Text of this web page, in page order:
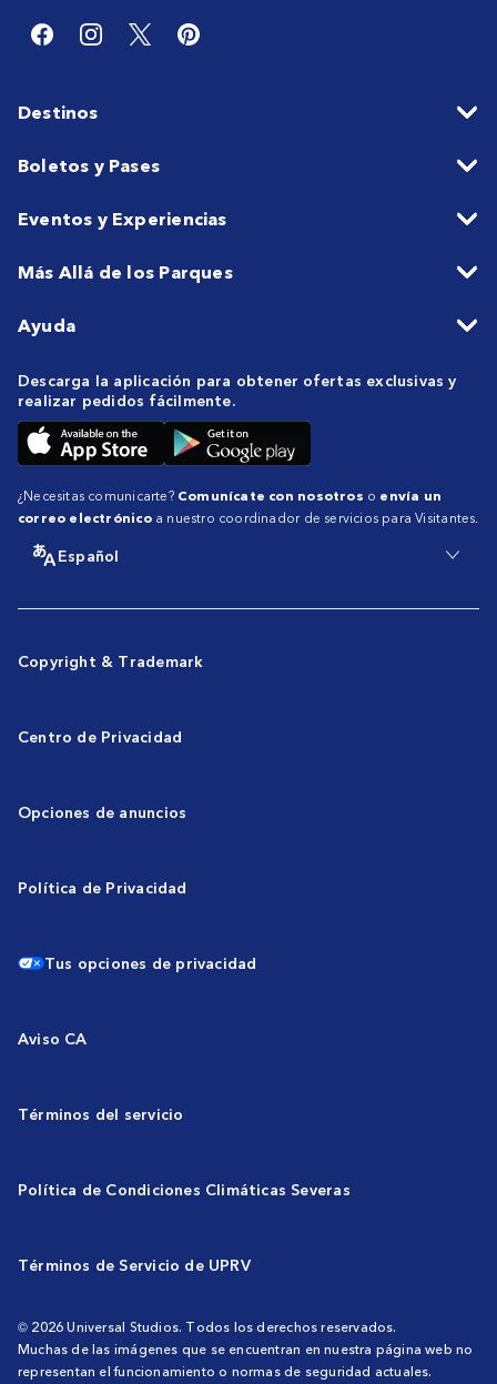
Destinos
Boletos y Pases
Eventos y Experiencias
Más Allá de los Parques
Ayuda
Descarga la aplicación para obtener ofertas exclusivas y
realizar pedidos fácilmente.
¿Necesitas comunicarte? Comunícate con nosotros o envía un
correo electrónicoa nuestro coordinador de servicios para Visitantes.
Español
Copyright & Trademark
Centro de Privacidad
Opciones de anuncios
Política de Privacidad
Tus opciones de privacidad
Aviso CA
Términos del servicio
Política de Condiciones Climáticas Severas
Términos de Servicio de UPRV
© 2026 Universal Studios. Todos los derechos reservados.
Muchas de las imágenes que se encuentran en nuestra página web no
representan el funcionamiento o normas de seguridad actuales.